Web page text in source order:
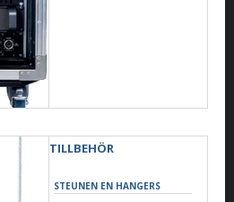
TILLBEHÖR
STEUNEN EN HANGERS